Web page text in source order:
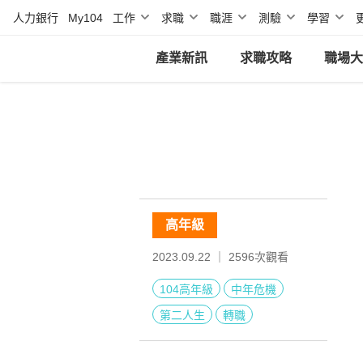
人力銀行 My104 工作 求職 職涯 測驗 學習
產業新訊 求職攻略 職場
高年級
2023.09.22 ｜ 2596次觀看
104高年級
中年危機
第二人生
轉職